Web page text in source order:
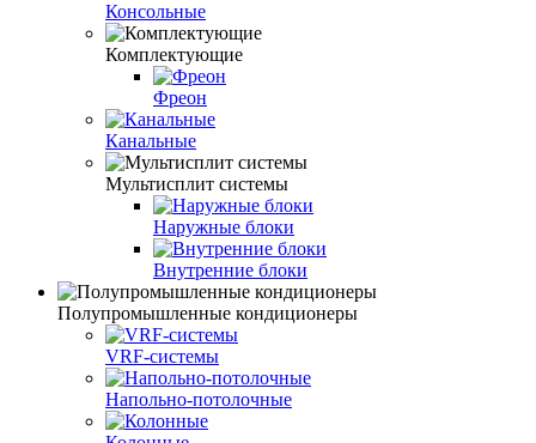
Консольные
Комплектующие
Фреон
Канальные
Мультисплит системы
Наружные блоки
Внутренние блоки
Полупромышленные кондиционеры
VRF-системы
Напольно-потолочные